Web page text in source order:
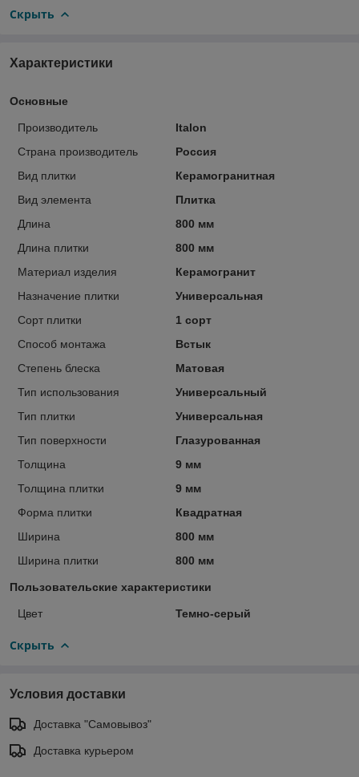
Скрыть
Характеристики
Основные
Производитель
Italon
Страна производитель
Россия
Вид плитки
Керамогранитная
Вид элемента
Плитка
Длина
800 мм
Длина плитки
800 мм
Материал изделия
Керамогранит
Назначение плитки
Универсальная
Сорт плитки
1 сорт
Способ монтажа
Встык
Степень блеска
Матовая
Тип использования
Универсальный
Тип плитки
Универсальная
Тип поверхности
Глазурованная
Толщина
9 мм
Толщина плитки
9 мм
Форма плитки
Квадратная
Ширина
800 мм
Ширина плитки
800 мм
Пользовательские характеристики
Цвет Темно-серый
Скрыть
Условия доставки
Доставка "Самовывоз"
Доставка курьером